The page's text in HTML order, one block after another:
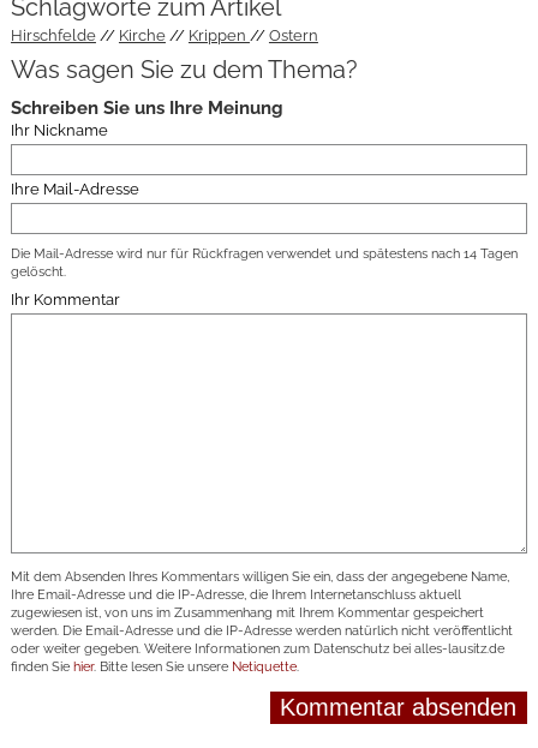
Schlagworte zum Artikel
Hirschfelde Kirche Krippen Ostern
Was sagen Sie zu dem Thema?
Schreiben Sie uns Ihre Meinung
Ihr Nickname
Ihre Mail-Adresse
Die Mail-Adresse wird nur für Rückfragen verwendet und spätestens nach 14 Tagen
gelöscht.
Ihr Kommentar
Mit dem Absenden Ihres Kommentars willigen Sie ein, dass der angegebene Name,
Ihre Email-Adresse und die IP-Adresse, die Ihrem Internetanschluss aktuell
zugewiesen ist, von uns im Zusammenhang mit Ihrem Kommentar gespeichert
werden. Die Email-Adresse und die IP-Adresse werden natürlich nicht veröffentlicht
oder weiter gegeben. Weitere Informationen zum Datenschutz bei alles-lausitz.de
finden Sie hier. Bitte lesen Sie unsere Netiquette.